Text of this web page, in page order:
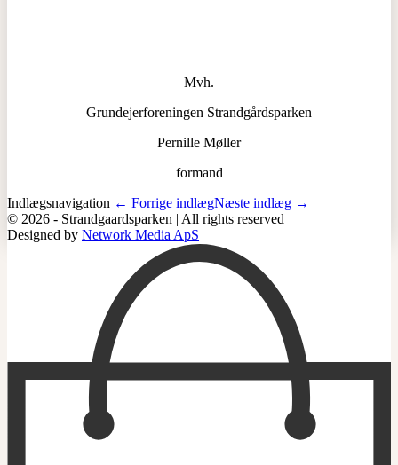
Mvh.
Grundejerforeningen Strandgårdsparken
Pernille Møller
formand
Indlægsnavigation ← Forrige indlægNæste indlæg →
© 2026 - Strandgaardsparken | All rights reserved
Designed by Network Media ApS